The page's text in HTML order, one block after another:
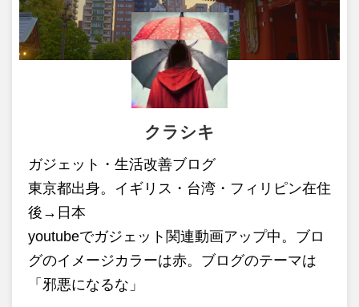
クラシキ
ガジェット・生活改善ブログ
東京都出身。イギリス・台湾・フィリピン在住
後→日本
youtubeでガジェット関連動画アップ中。ブロ
グのイメージカラーは赤。ブログのテーマは
「邪悪になるな」